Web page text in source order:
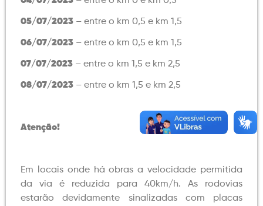
05/07/2023 – entre o km 0,5 e km 1,5
06/07/2023 – entre o km 0,5 e km 1,5
07/07/2023 – entre o km 1,5 e km 2,5
08/07/2023 – entre o km 1,5 e km 2,5
Atenção!
Em locais onde há obras a velocidade permitida
da via é reduzida para 40km/h. As rodovias
estarão devidamente sinalizadas com placas